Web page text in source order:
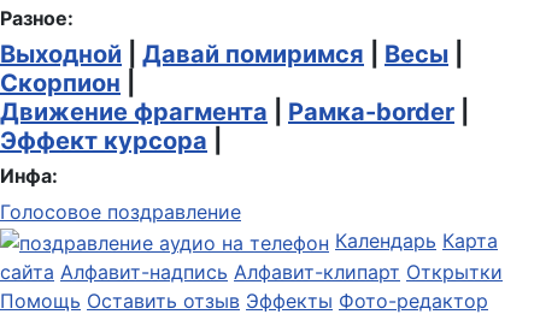
Разное:
Выходной Давай помиримся Весы
Скорпион
Движение фрагмента
Рамка-border
Эффект курсора
Инфа:
Голосовое поздравление
Календарь Карта
сайта Алфавит-надпись Алфавит-клипарт Открытки
Помощь Оставить отзыв Эффекты Фото-редактор